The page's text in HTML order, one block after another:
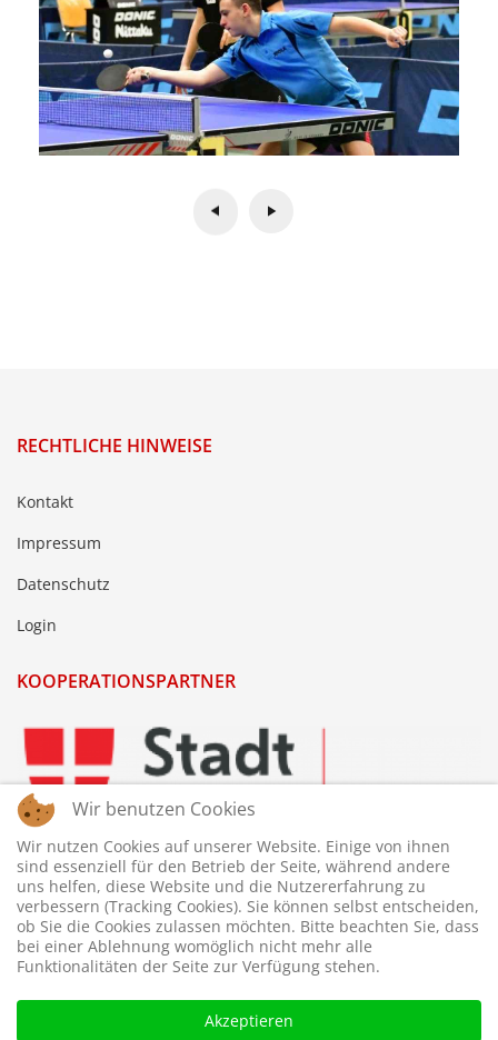
RECHTLICHE HINWEISE
Kontakt
Impressum
Datenschutz
Login
KOOPERATIONSPARTNER
Wir benutzen Cookies
Wir nutzen Cookies auf unserer Website. Einige von ihnen
sind essenziell für den Betrieb der Seite, während andere
uns helfen, diese Website und die Nutzererfahrung zu
verbessern (Tracking Cookies). Sie können selbst entscheiden,
ob Sie die Cookies zulassen möchten. Bitte beachten Sie, dass
bei einer Ablehnung womöglich nicht mehr alle
Funktionalitäten der Seite zur Verfügung stehen.
Akzeptieren